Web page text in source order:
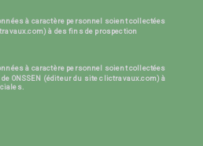
à caractère personnel soient collectées
à des fins de prospection
à caractère personnel soient collectées
ONSSEN (éditeur du site clictravaux.com) à